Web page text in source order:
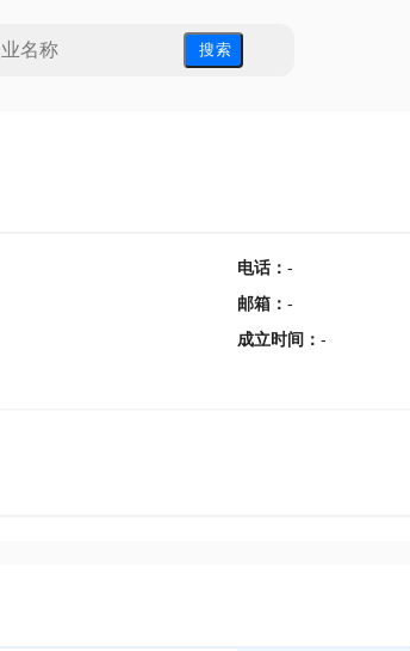
搜 索
电话： -
邮箱 ： -
成立时间 ： -